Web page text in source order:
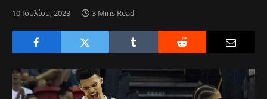
10 Ιουλίου, 2023 3 Mins Read